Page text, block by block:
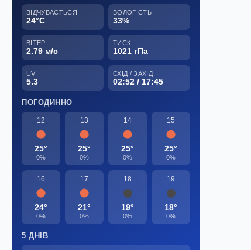
ВІДЧУВАЄТЬСЯ
24°C
ВОЛОГІСТЬ
33%
ВІТЕР
2.79 м/с
ТИСК
1021 гПа
UV
5.3
СХІД / ЗАХІД
02:52 / 17:45
ПОГОДИННО
12
25°
0%
13
25°
0%
14
25°
0%
15
25°
0%
16
24°
0%
17
21°
0%
18
19°
0%
19
18°
0%
5 ДНІВ